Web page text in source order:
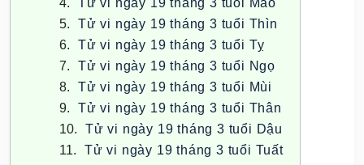
Tử vi ngày 19 tháng 3 tuổi Mão
Tử vi ngày 19 tháng 3 tuổi Thìn
Tử vi ngày 19 tháng 3 tuổi Tỵ
Tử vi ngày 19 tháng 3 tuổi Ngọ
Tử vi ngày 19 tháng 3 tuổi Mùi
Tử vi ngày 19 tháng 3 tuổi Thân
Tử vi ngày 19 tháng 3 tuổi Dậu
Tử vi ngày 19 tháng 3 tuổi Tuất